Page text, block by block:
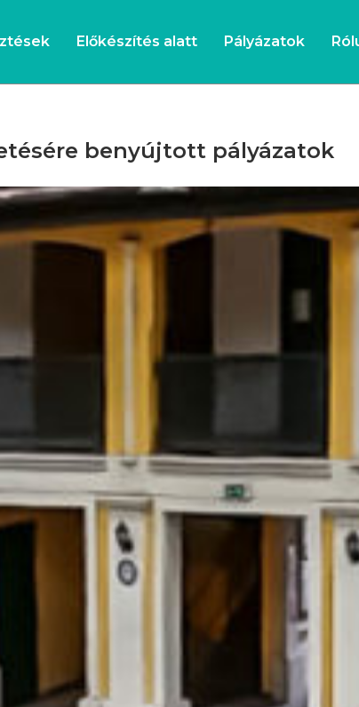
Előkészítés alatt Pályázatok
benyújtott pályázatok